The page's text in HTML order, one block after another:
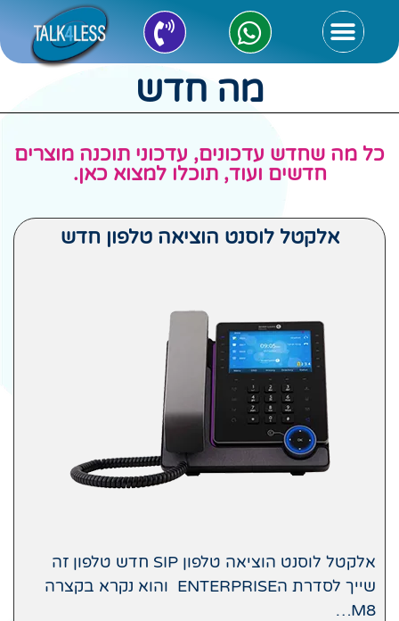
מה חדש
כל מה שחדש עדכונים, עדכוני תוכנה מוצרים
חדשים ועוד, תוכלו למצוא כאן.
אלקטל לוסנט הוציאה טלפון חדש
אלקטל לוסנט הוציאה טלפון SIP חדש טלפון זה
שייך לסדרת הENTERPRISE והוא נקרא בקצרה
M8…